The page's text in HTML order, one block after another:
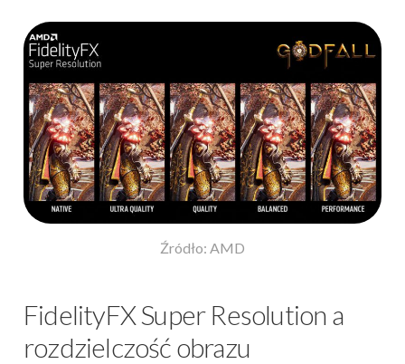
Źródło: AMD
FidelityFX Super Resolution a
rozdzielczość obrazu